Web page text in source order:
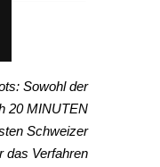
Sowohl der
20 MINUTEN
Schweizer
das Verfahren